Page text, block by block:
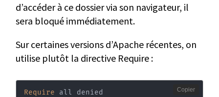
d’accéder à ce dossier via son navigateur, il
sera bloqué immédiatement.
Sur certaines versions d’Apache récentes, on
utilise plutôt la directive Require :
Require all denied Copier